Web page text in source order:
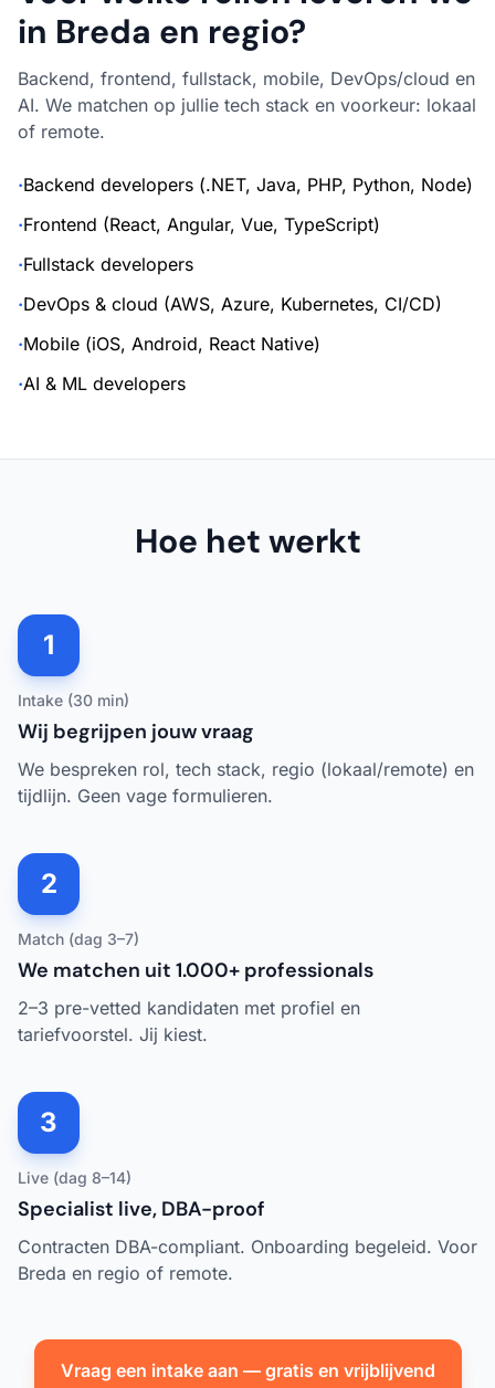
in Breda en regio?
Backend, frontend, fullstack, mobile, DevOps/cloud en
AI. We matchen op jullie tech stack en voorkeur: lokaal
of remote.
·Backend developers (.NET, Java, PHP, Python, Node)
·Frontend (React, Angular, Vue, TypeScript)
·Fullstack developers
·DevOps & cloud (AWS, Azure, Kubernetes, CI/CD)
·Mobile (iOS, Android, React Native)
·AI & ML developers
Hoe het werkt
1
Intake (30 min)
Wij begrijpen jouw vraag
We bespreken rol, tech stack, regio (lokaal/remote) en
tijdlijn. Geen vage formulieren.
2
Match (dag 3–7)
We matchen uit 1.000+ professionals
2–3 pre-vetted kandidaten met profiel en
tariefvoorstel. Jij kiest.
3
Live (dag 8–14)
Specialist live, DBA-proof
Contracten DBA-compliant. Onboarding begeleid. Voor
Breda en regio of remote.
Vraag een intake aan — gratis en vrijblijvend